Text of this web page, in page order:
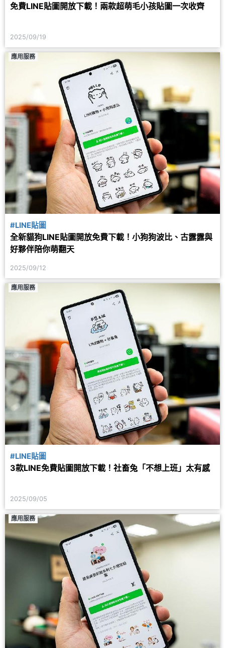
免費LINE貼圖開放下載！兩款超萌毛小孩貼圖一次收齊
2025/09/19
應用服務
#LINE貼圖
全新貓狗LINE貼圖開放免費下載！小狗狗波比、古露露與
好夥伴陪你萌翻天
2025/09/12
應用服務
#LINE貼圖
3款LINE免費貼圖開放下載！社畜兔「不想上班」太有感
2025/09/05
應用服務